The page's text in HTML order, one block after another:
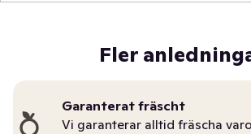
Fler
Garanterat fräscht
Vi garanterar alltid fräscha